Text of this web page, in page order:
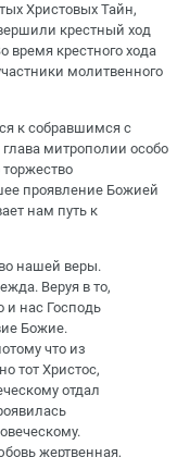
Христовых Тайн,
крестный ход
время крестного хода
молитвенного
к собравшимся с
митрополии особо
проявление Божией
нам путь к
нашей веры.
Веруя в то,
и нас Господь
Божие.
что из
тот Христос,
отдал
жертвенная,